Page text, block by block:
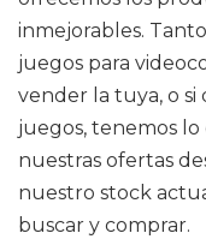
inmejorables.
juegos para
vender la tuya, o si
juegos, tenemos
nuestras ofertas
nuestro stock
buscar y comprar.